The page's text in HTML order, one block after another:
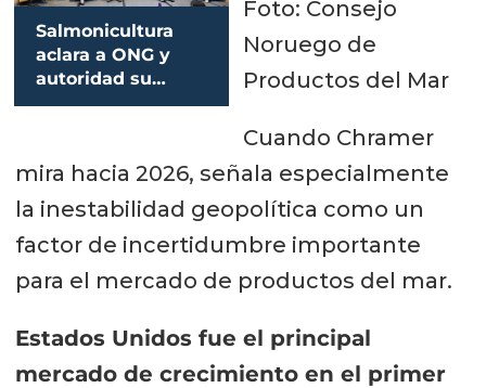
Salmonicultura
aclara a ONG y
autoridad su
visión para
sostenible
Foto: Consejo
Noruego de
Productos del Mar
Cuando Chramer
mira hacia 2026, señala especialmente
la inestabilidad geopolítica como un
factor de incertidumbre importante
para el mercado de productos del mar.
Estados Unidos fue el principal
mercado de crecimiento en el primer